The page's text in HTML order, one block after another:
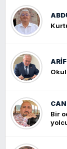
Bir